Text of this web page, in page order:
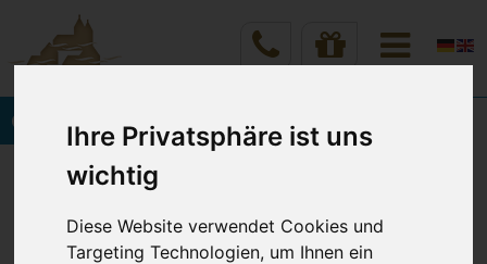
Ihre Privatsphäre ist uns
wichtig
Diese Website verwendet Cookies und
Targeting Technologien, um Ihnen ein
Onlinebuchung
Vineta Hotels Usedom
Verschiedenes
Hotelmappe - Welches Hotel?